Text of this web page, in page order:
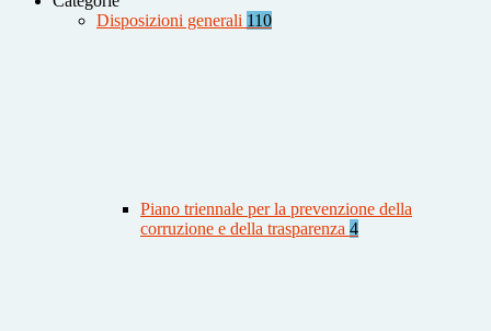
Disposizioni generali 110
Piano triennale per la prevenzione della
corruzione e della trasparenza 4